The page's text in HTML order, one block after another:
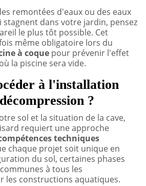
remontées d'eaux ou des eaux
dans votre jardin, pensez
le plus tôt possible. Cet
même obligatoire lors du
à coque pour prévenir l'effet
la piscine sera vide.
à l'installation
?
sol et la situation de la cave,
requiert une approche
techniques
chaque projet soit unique en
du sol, certaines phases
à tous les
les constructions aquatiques.